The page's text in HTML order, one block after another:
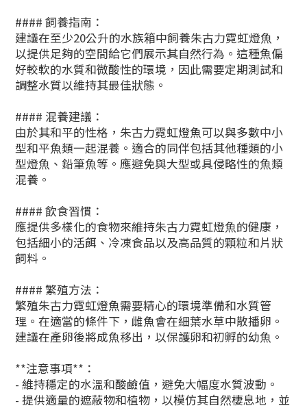
#### 飼養指南：
建議在至少20公升的水族箱中飼養朱古力霓虹燈魚，
以提供足夠的空間給它們展示其自然行為。這種魚偏
好較軟的水質和微酸性的環境，因此需要定期測試和
調整水質以維持其最佳狀態。
#### 混養建議：
由於其和平的性格，朱古力霓虹燈魚可以與多數中小
型和平魚類一起混養。適合的同伴包括其他種類的小
型燈魚、鉛筆魚等。應避免與大型或具侵略性的魚類
混養。
#### 飲食習慣：
應提供多樣化的食物來維持朱古力霓虹燈魚的健康，
包括細小的活餌、冷凍食品以及高品質的顆粒和片狀
飼料。
#### 繁殖方法：
繁殖朱古力霓虹燈魚需要精心的環境準備和水質管
理。在適當的條件下，雌魚會在細葉水草中散播卵。
建議在產卵後將成魚移出，以保護卵和初孵的幼魚。
**注意事項**：
- 維持穩定的水溫和酸鹼值，避免大幅度水質波動。
- 提供適量的遮蔽物和植物，以模仿其自然棲息地，並